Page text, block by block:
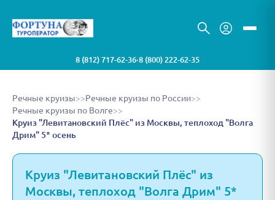
8 (812) 717-62-36•8 (800) 222-62-35
Речные круизы>>Речные круизы по России>>
Речные круизы по Волге>>
Круиз "Левитановский Плёс" из Москвы, теплоход "Волга
Дрим" 5* осень
Круиз "Левитановский Плёс" из
Москвы, теплоход "Волга Дрим" 5*